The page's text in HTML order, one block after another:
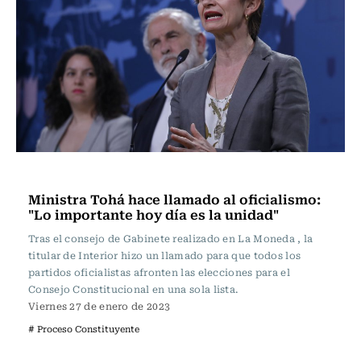
Ministra Tohá hace llamado al oficialismo:
"Lo importante hoy día es la unidad"
Tras el consejo de Gabinete realizado en La Moneda , la
titular de Interior hizo un llamado para que todos los
partidos oficialistas afronten las elecciones para el
Consejo Constitucional en una sola lista.
Viernes 27 de enero de 2023
# Proceso Constituyente